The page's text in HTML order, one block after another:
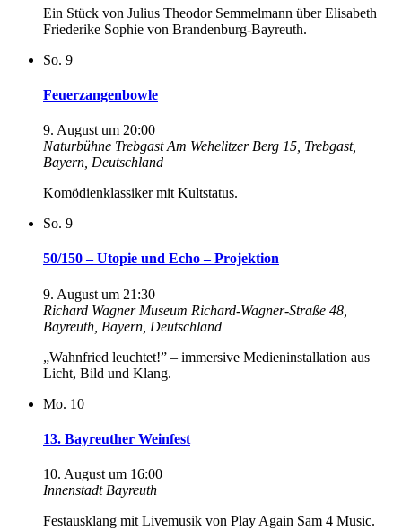
Ein Stück von Julius Theodor Semmelmann über Elisabeth
Friederike Sophie von Brandenburg-Bayreuth.
So. 9
Feuerzangenbowle
9. August um 20:00
Naturbühne TrebgastAm Wehelitzer Berg 15, Trebgast,
Bayern, Deutschland
Komödienklassiker mit Kultstatus.
So. 9
50/150 – Utopie und Echo – Projektion
9. August um 21:30
Richard Wagner Museum Richard-Wagner-Straße 48,
Bayreuth, Bayern, Deutschland
„Wahnfried leuchtet!” – immersive Medieninstallation aus
Licht, Bild und Klang.
Mo. 10
13. Bayreuther Weinfest
10. August um 16:00
Innenstadt Bayreuth
Festausklang mit Livemusik von Play Again Sam 4 Music.